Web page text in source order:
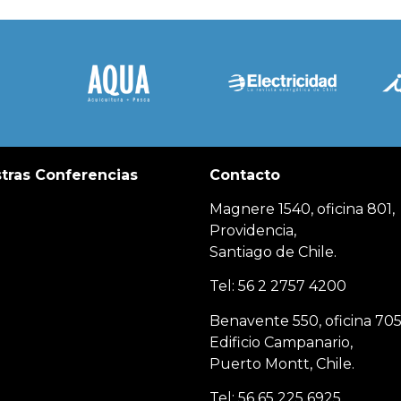
Conferencias Contacto
Magnere 1540, oficina 801,
Providencia,
Santiago de Chile.
Tel: 56 2 2757 4200
Benavente 550, oficina
Edificio Campanario,
Puerto Montt, Chile.